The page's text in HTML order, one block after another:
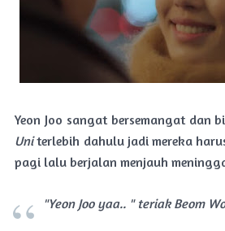
Yeon Joo sangat bersemangat dan
Uniterlebih dahulu jadi mereka
pagi lalu berjalan menjauh
"Yeon Joo yaa.. " teriak Beom